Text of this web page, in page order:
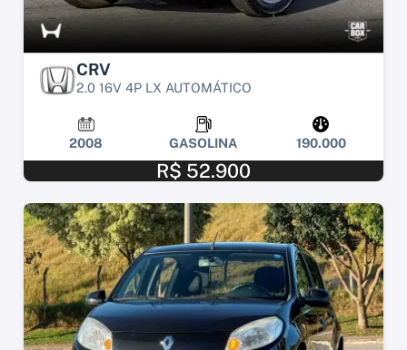
CRV
2.0 16V 4P LX AUTOMÁTICO
2008 GASOLINA 190.000
R$ 52.900